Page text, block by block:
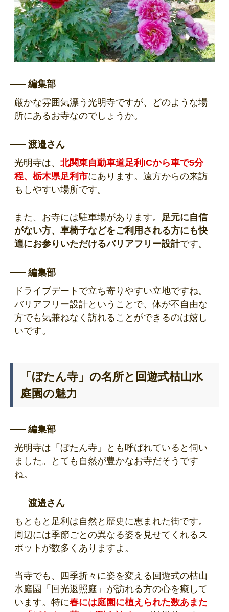
編集部
厳かな雰囲気漂う光明寺ですが、どのような場
所にあるお寺なのでしょうか。
渡邉さん
光明寺は、 北関東自動車道足利ICから車で5分
程、栃木県足利市にあります。遠方からの来訪
もしやすい場所です。
また、お寺には駐車場があります。 足元に自信
がない方、車椅子などをご利用される方にも快
適にお参りいただけるバリアフリー設計です。
編集部
ドライブデートで立ち寄りやすい立地ですね。
バリアフリー設計ということで、体が不自由な
方でも気兼ねなく訪れることができるのは嬉し
いです。
「ぼたん寺」の名所と回遊式枯山水
庭園の魅力
編集部
光明寺は「ぼたん寺」とも呼ばれていると伺い
ました。とても自然が豊かなお寺だそうです
ね。
渡邉さん
もともと足利は自然と歴史に恵まれた街です。
周辺には季節ごとの異なる姿を見せてくれるス
ポットが数多くありますよ。
当寺でも、四季折々に姿を変える回遊式の枯山
水庭園「回光返照庭」が訪れる方の心を癒して
います。特に春には庭園に植えられた数あまた